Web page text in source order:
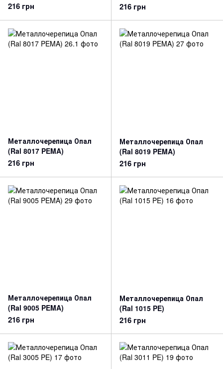
216 грн 216 грн
Металлочерепица Опал
(Ral 8017 PEMA)
216 грн
Металлочерепица Опал
(Ral 8019 PEMA)
216 грн
Металлочерепица Опал
(Ral 9005 PEMA)
216 грн
Металлочерепица Опал
(Ral 1015 PE)
216 грн